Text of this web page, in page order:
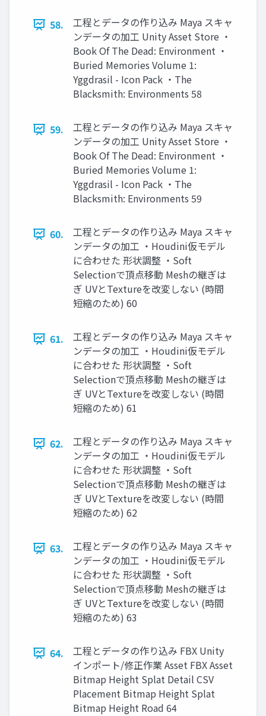
58.
工程とデータの作り込み Maya スキャ
ンデータの加工 Unity Asset Store ・
Book Of The Dead: Environment ・
Buried Memories Volume 1:
Yggdrasil - Icon Pack ・The
Blacksmith: Environments 58
59.
工程とデータの作り込み Maya スキャ
ンデータの加工 Unity Asset Store ・
Book Of The Dead: Environment ・
Buried Memories Volume 1:
Yggdrasil - Icon Pack ・The
Blacksmith: Environments 59
60.
工程とデータの作り込み Maya スキャ
ンデータの加工 ・Houdini仮モデル
に合わせた 形状調整 ・Soft
Selectionで頂点移動 Meshの継ぎは
ぎ UVとTextureを改変しない (時間
短縮のため) 60
61.
工程とデータの作り込み Maya スキャ
ンデータの加工 ・Houdini仮モデル
に合わせた 形状調整 ・Soft
Selectionで頂点移動 Meshの継ぎは
ぎ UVとTextureを改変しない (時間
短縮のため) 61
62.
工程とデータの作り込み Maya スキャ
ンデータの加工 ・Houdini仮モデル
に合わせた 形状調整 ・Soft
Selectionで頂点移動 Meshの継ぎは
ぎ UVとTextureを改変しない (時間
短縮のため) 62
63.
工程とデータの作り込み Maya スキャ
ンデータの加工 ・Houdini仮モデル
に合わせた 形状調整 ・Soft
Selectionで頂点移動 Meshの継ぎは
ぎ UVとTextureを改変しない (時間
短縮のため) 63
64.
工程とデータの作り込み FBX Unity
インポート/修正作業 Asset FBX Asset
Bitmap Height Splat Detail CSV
Placement Bitmap Height Splat
Bitmap Height Road 64